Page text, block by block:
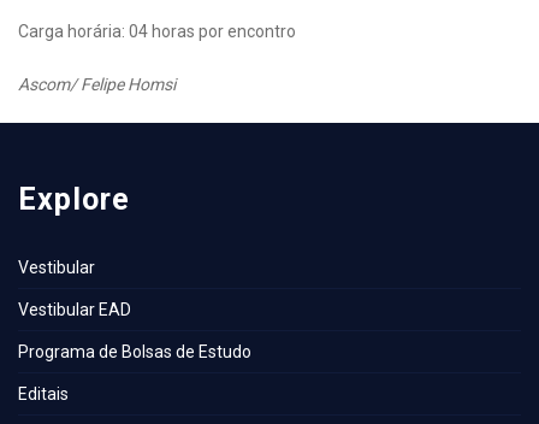
Carga horária: 04 horas por encontro
Ascom/ Felipe Homsi
Explore
Vestibular
Vestibular EAD
Programa de Bolsas de Estudo
Editais